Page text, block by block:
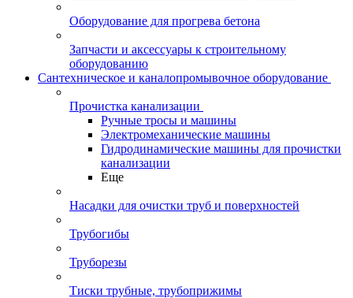
Оборудование для прогрева бетона
Запчасти и аксессуары к строительному
оборудованию
Сантехническое и каналопромывочное оборудование
Прочистка канализации
Ручные тросы и машины
Электромеханические машины
Гидродинамические машины для прочистки
канализации
Еще
Насадки для очистки труб и поверхностей
Трубогибы
Труборезы
Тиски трубные, трубоприжимы